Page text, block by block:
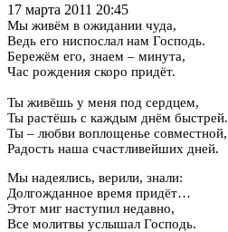
17 марта 2011 20:45
Мы живём в ожидании чуда,
Ведь его ниспослал нам Господь.
Бережём его, знаем – минута,
Час рождения скоро придёт.
Ты живёшь у меня под сердцем,
Ты растёшь с каждым днём быстрей.
Ты – любви воплощенье совместной,
Радость наша счастливейших дней.
Мы надеялись, верили, знали:
Долгожданное время придёт…
Этот миг наступил недавно,
Все молитвы услышал Господь.